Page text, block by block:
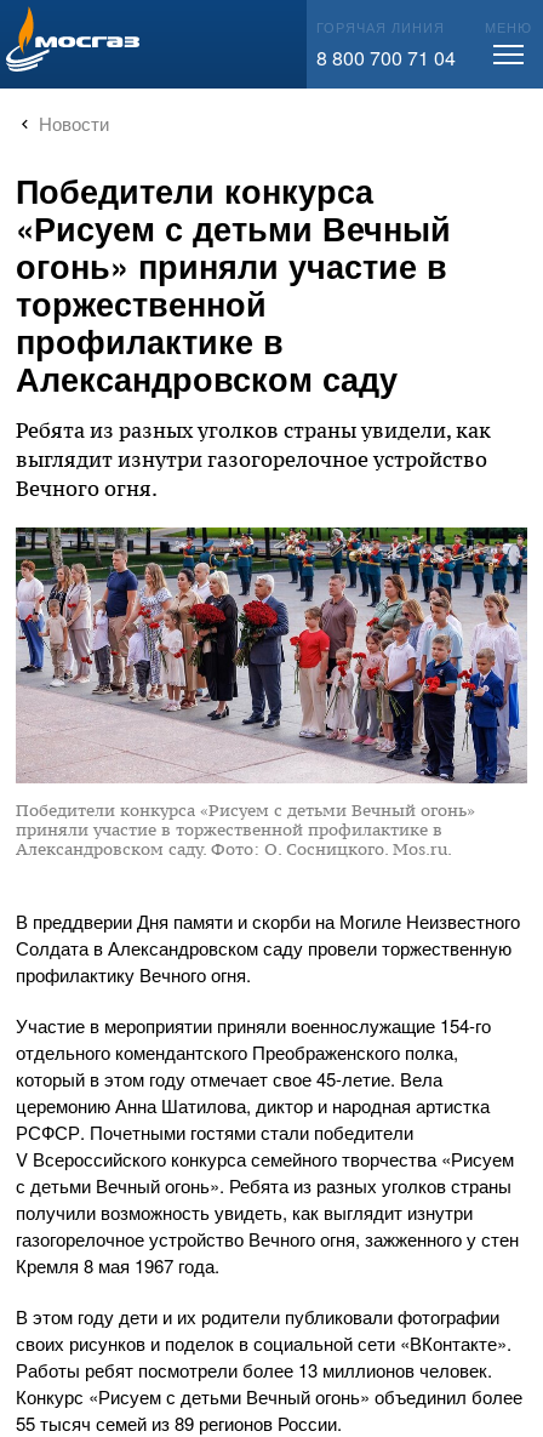
info@mos-gaz.ru ГОРЯЧАЯ ЛИНИЯ
8 800 700 71 04
МЕНЮ
Новости
Победители конкурса
«Рисуем с детьми Вечный
огонь» приняли участие в
торжественной
профилактике в
Александровском саду
Ребята из разных уголков страны увидели, как
выглядит изнутри газогорелочное устройство
Вечного огня.
Победители конкурса «Рисуем с детьми Вечный огонь»
приняли участие в торжественной профилактике в
Александровском саду. Фото: О. Сосницкого. Mos.ru.
В преддверии Дня памяти и скорби на Могиле Неизвестного
Солдата в Александровском саду провели торжественную
профилактику Вечного огня.
Участие в мероприятии приняли военнослужащие 154-го
отдельного комендантского Преображенского полка,
который в этом году отмечает свое 45-летие. Вела
церемонию Анна Шатилова, диктор и народная артистка
РСФСР. Почетными гостями стали победители
V Всероссийского конкурса семейного творчества «Рисуем
с детьми Вечный огонь». Ребята из разных уголков страны
получили возможность увидеть, как выглядит изнутри
газогорелочное устройство Вечного огня, зажженного у стен
Кремля 8 мая 1967 года.
В этом году дети и их родители публиковали фотографии
своих рисунков и поделок в социальной сети «ВКонтакте».
Работы ребят посмотрели более 13 миллионов человек.
Конкурс «Рисуем с детьми Вечный огонь» объединил более
55 тысяч семей из 89 регионов России.